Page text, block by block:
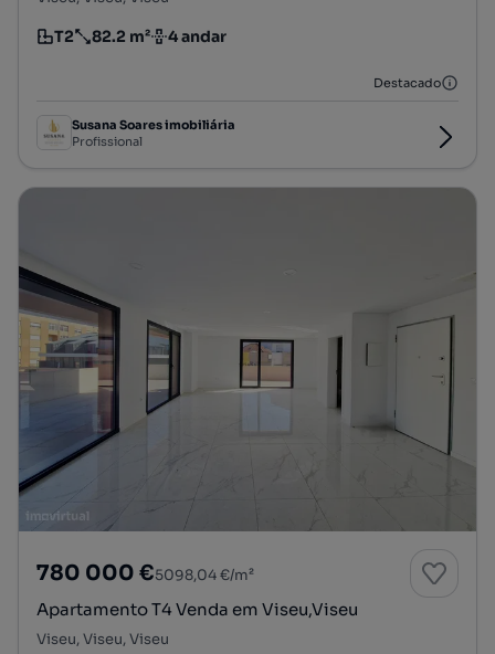
Tipologia
T2
Preço por metro quadrado
82.2 m²
Andar 4 andar
Destacado
Susana Soares imobiliária
Profissional
780 000 €5098,04 €/m²
Apartamento T4 Venda em Viseu,Viseu
Viseu, Viseu, Viseu